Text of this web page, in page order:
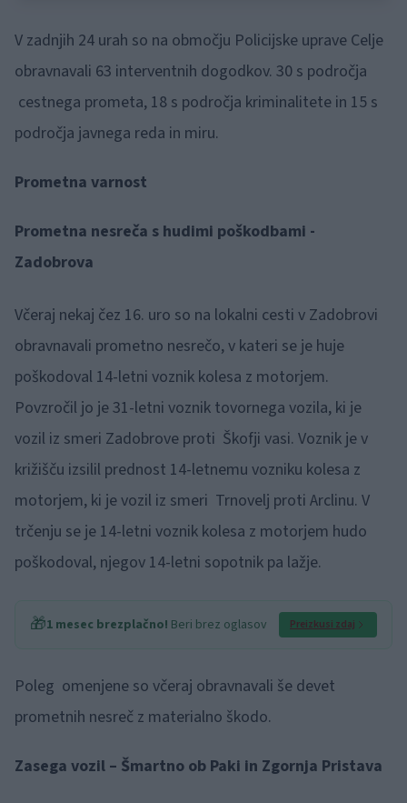
V zadnjih 24 urah so na območju Policijske uprave Celje
obravnavali 63 interventnih dogodkov. 30 s področja
cestnega prometa, 18 s področja kriminalitete in 15 s
področja javnega reda in miru.
Prometna varnost
Prometna nesreča s hudimi poškodbami -
Zadobrova
Včeraj nekaj čez 16. uro so na lokalni cesti v Zadobrovi
obravnavali prometno nesrečo, v kateri se je huje
poškodoval 14-letni voznik kolesa z motorjem.
Povzročil jo je 31-letni voznik tovornega vozila, ki je
vozil iz smeri Zadobrove proti Škofji vasi. Voznik je v
križišču izsilil prednost 14-letnemu vozniku kolesa z
motorjem, ki je vozil iz smeri Trnovelj proti Arclinu. V
trčenju se je 14-letni voznik kolesa z motorjem hudo
poškodoval, njegov 14-letni sopotnik pa lažje.
🎁1 mesec brezplačno! Beri brez oglasov Preizkusi zdaj
Poleg omenjene so včeraj obravnavali še devet
prometnih nesreč z materialno škodo.
Zasega vozil – Šmartno ob Paki in Zgornja Pristava